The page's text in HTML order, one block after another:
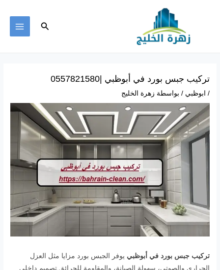
البحث
تركيب جبس بورد في أبوظبي |0557821580
/ ابوظبي / بواسطة زهرة الخليج
تركيب جبس بورد في أبوظبي يوفر الجبس بورد مزايا مثل العزل
الحراري والصوتي، سهولة الصيانة، والمقاومة للحرائق.تصميم داخلي